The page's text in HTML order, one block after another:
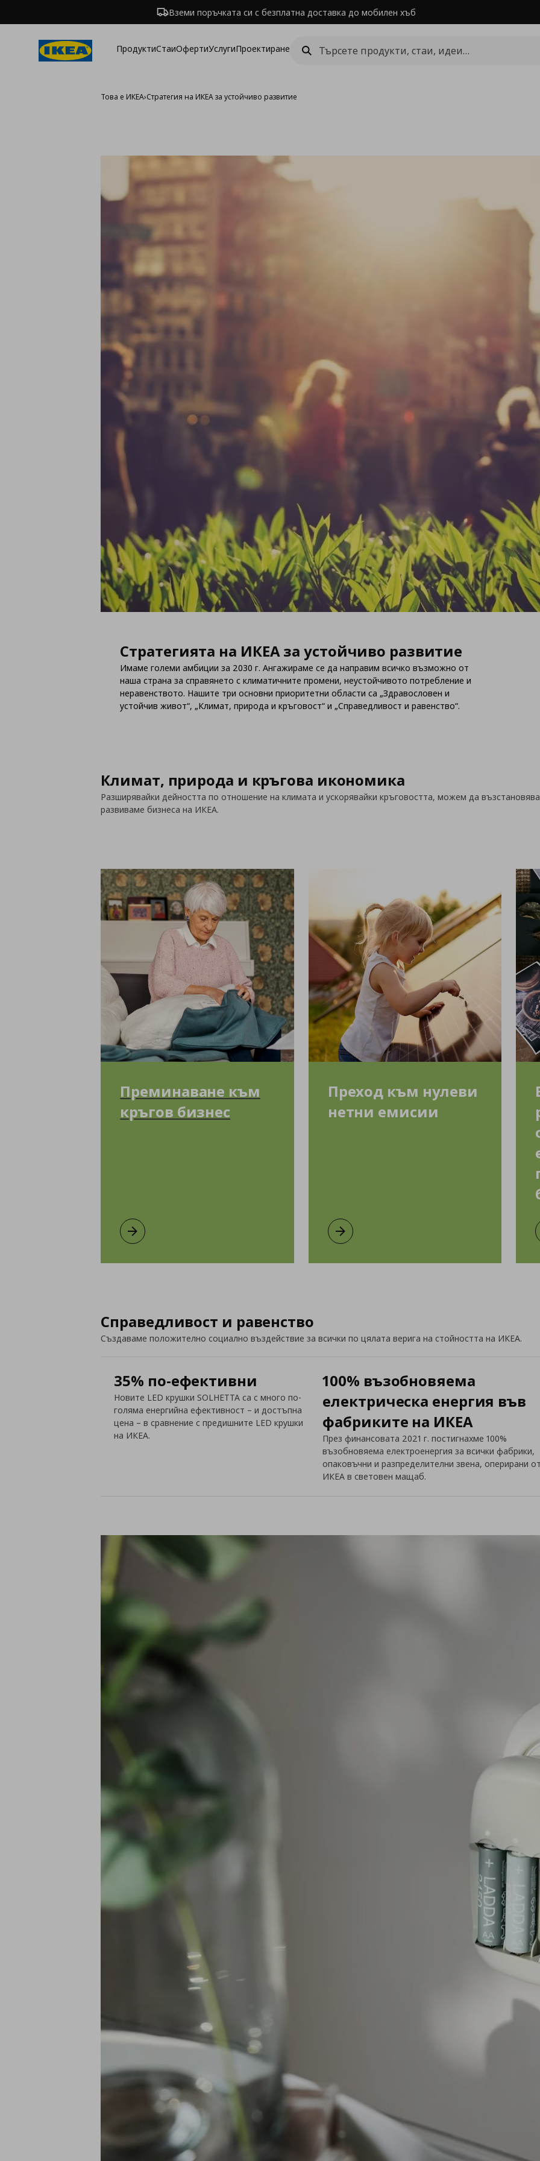
Вземи поръчката си с безплатна доставка до мобилен хъб
ПродуктиСтаиОфертиУслугиПроектиране
Това е ИКЕА›Стратегия на ИКЕА за устойчиво развитие
Стратегията на ИКЕА за устойчиво развитие
Имаме големи амбиции за 2030 г. Ангажираме се да направим всичко възможно от
наша страна за справянето с климатичните промени, неустойчивото потребление и
неравенството. Нашите три основни приоритетни области са „Здравословен и
устойчив живот“, „Климат, природа и кръговост“ и „Справедливост и равенство“.
Климат, природа и кръгова икономика
Разширявайки дейността по отношение на климата и ускорявайки кръговостта, можем да
развиваме бизнеса на ИКЕА.
Преминаване към
кръгов бизнес
Преминаване към кръгов бизнес
Виж повече
Преход към нулеви
нетни емисии
Преход към нулеви нетни емисии
Виж повече
Справедливост и равенство
Създаваме положително социално въздействие за всички по цялата верига на стойността на ИКЕА.
35% по-ефективни
Новите LED крушки SOLHETTA са с много по-
голяма енергийна ефективност – и достъпна
цена – в сравнение с предишните LED крушки
на ИКЕА.
100% възобновяема
електрическа енергия във
фабриките на ИКЕА
През финансовата 2021 г. постигнахме 100%
възобновяема електроенергия за всички фабрики,
опаковъчни и разпределителни звена, оперирани от
ИКЕА в световен мащаб.